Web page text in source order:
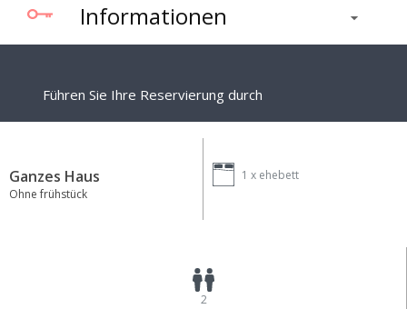
Informationen
Führen Sie Ihre Reservierung durch
Ganzes Haus
Ohne frühstück
1 x ehebett
2